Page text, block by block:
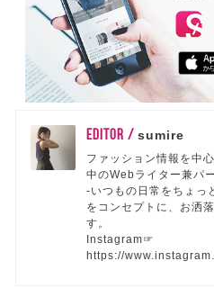
EDITOR /sumire
ファッション情報を中
中のWebライター兼パ
-いつもの日常をちょっ
をコンセプトに、お洒
す。
Instagram☞
https://